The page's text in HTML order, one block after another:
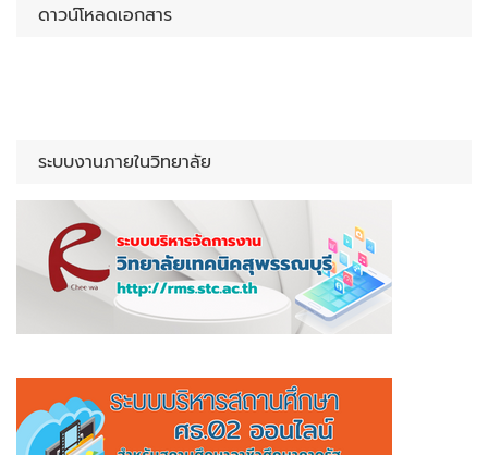
ดาวน์โหลดเอกสาร
ระบบงานภายในวิทยาลัย